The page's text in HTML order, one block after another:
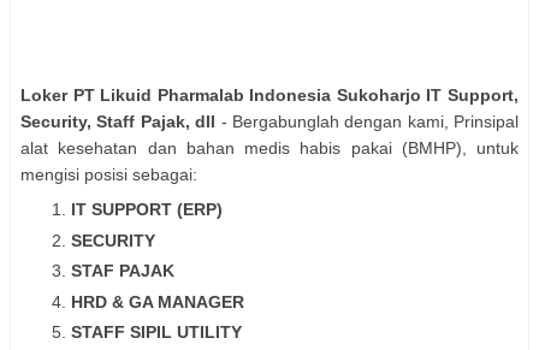
Loker PT Likuid Pharmalab Indonesia Sukoharjo IT Support,
Security, Staff Pajak, dll - Bergabunglah dengan kami, Prinsipal
alat kesehatan dan bahan medis habis pakai (BMHP), untuk
mengisi posisi sebagai:
IT SUPPORT (ERP)
SECURITY
STAF PAJAK
HRD & GA MANAGER
STAFF SIPIL UTILITY